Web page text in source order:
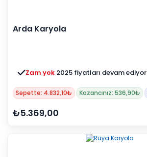
Arda Karyola
Zam yok 2025 fiyatları devam ediyor
Sepette: 4.832,10₺ Kazancınız: 536,90₺
₺5.369,00